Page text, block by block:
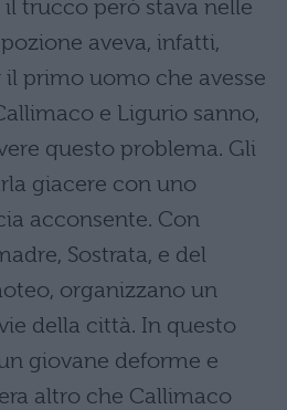
trucco però stava nelle
aveva, infatti,
primo uomo che avesse
e Ligurio sanno,
questo problema. Gli
giacere con uno
acconsente. Con
Sostrata, e del
organizzano un
della città. In questo
giovane deforme e
altro che Callimaco